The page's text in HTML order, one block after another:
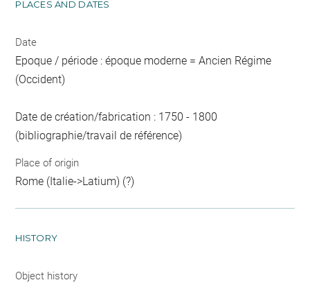
PLACES AND DATES
Date
Epoque / période : époque moderne = Ancien Régime
(Occident)
Date de création/fabrication : 1750 - 1800
(bibliographie/travail de référence)
Place of origin
Rome (Italie->Latium) (?)
HISTORY
Object history